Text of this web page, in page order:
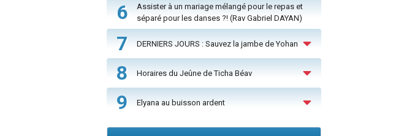
6
Assister à un mariage mélangé pour le repas et
séparé pour les danses ?! (Rav Gabriel DAYAN)
7 DERNIERS JOURS : Sauvez la jambe de Yohan
8 Horaires du Jeûne de Ticha Béav
9 Elyana au buisson ardent